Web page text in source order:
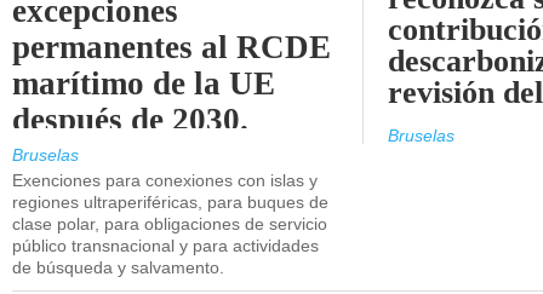
excepciones
permanentes al RCDE
marítimo de la UE
después de 2030.
Bruselas
Exenciones para conexiones con islas y
regiones ultraperiféricas, para buques de
clase polar, para obligaciones de servicio
público transnacional y para actividades
de búsqueda y salvamento.
revisión
Bruselas